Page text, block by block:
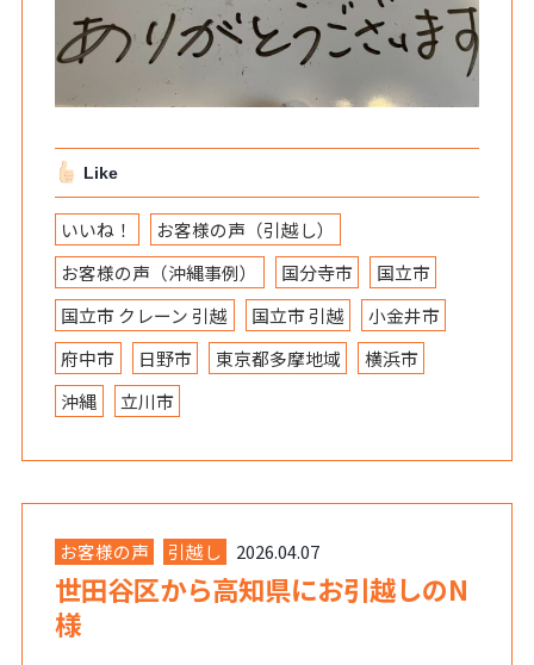
Like
いいね！
お客様の声（引越し）
お客様の声（沖縄事例）
国分寺市
国立市
国立市 クレーン 引越
国立市 引越
小金井市
府中市
日野市 東京都多摩地域
横浜市
沖縄
立川市
お客様の声 引越し 2026.04.07
世田谷区から高知県にお引越しのN
様